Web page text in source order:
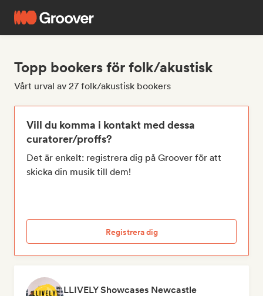
Topp bookers för folk/akustisk
Vårt urval av 27 folk/akustisk bookers
Vill du komma i kontakt med dessa
curatorer/proffs?
Det är enkelt: registrera dig på Groover för att
skicka din musik till dem!
Registrera dig
LLIVELY Showcases Newcastle